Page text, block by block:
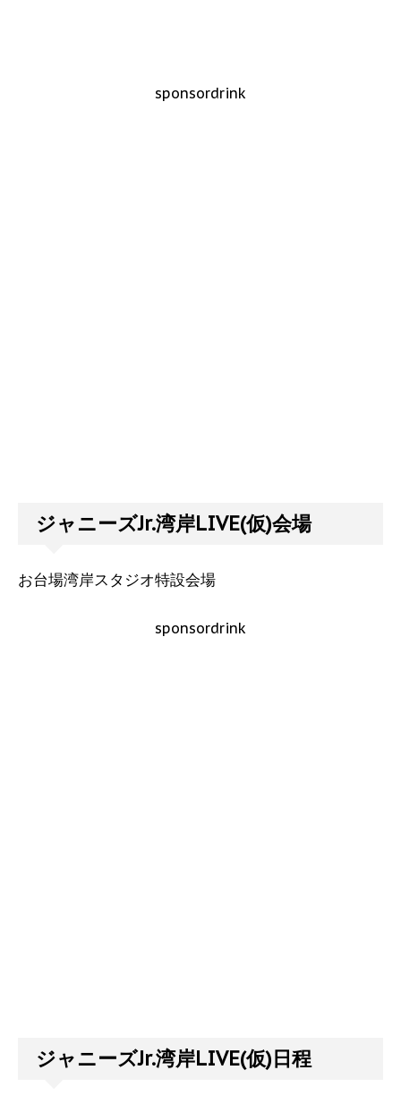
sponsordrink
ジャニーズJr.湾岸LIVE(仮)会場
お台場湾岸スタジオ特設会場
sponsordrink
ジャニーズJr.湾岸LIVE(仮)日程